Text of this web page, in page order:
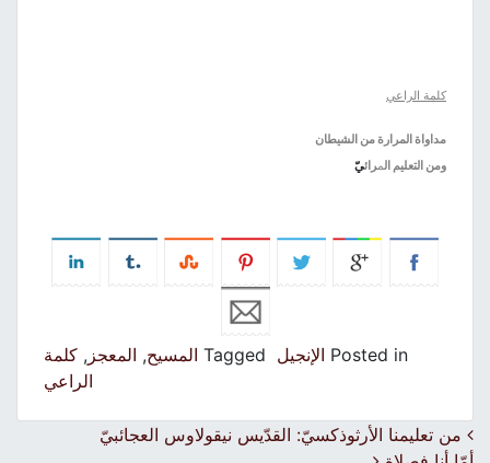
كلمة الراعي
مداواة المرارة من الشيطان
ومن التعليم الم رائيّ
Posted in الإنجيل Tagged المسيح,المعجز,كلمة
الراعي
Post navigation
من تعليمنا الأرثوذكسيّ: القدّيس نيقولاوس العجائبيّ